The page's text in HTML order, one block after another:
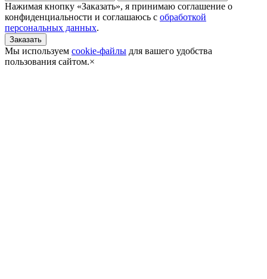
Нажимая кнопку «Заказать», я принимаю соглашение о
конфиденциальности и соглашаюсь с обработкой
персональных данных.
Мы используем cookie-файлы для вашего удобства
пользования сайтом.×